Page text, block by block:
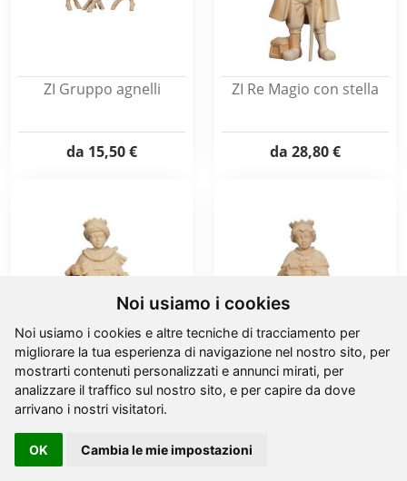
Noi usiamo i cookies
Noi usiamo i cookies e altre tecniche di tracciamento per
migliorare la tua esperienza di navigazione nel nostro sito, per
mostrarti contenuti personalizzati e annunci mirati, per
analizzare il traffico sul nostro sito, e per capire da dove
arrivano i nostri visitatori.
OK Cambia le mie impostazioni
ZI Gruppo agnelli
da 15,50 €
ZI Re Magio con stella
da 28,80 €
ZI Re Magio con incenso
da28,80 €
ZI Re Magio con